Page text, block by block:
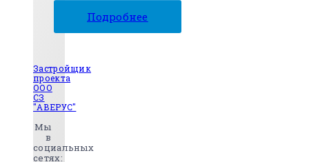
Подробнее
Застройщик
проекта
ООО
СЗ
"АВЕРУС"
Мы
в
социальных
сетях: